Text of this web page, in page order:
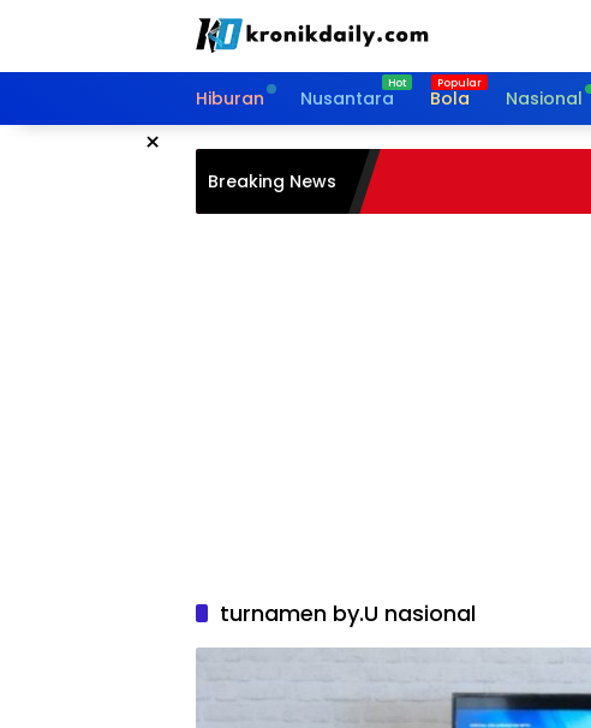
Hiburan Nusantara Bola Nasional
×
Breaking News
turnamen by.U nasional